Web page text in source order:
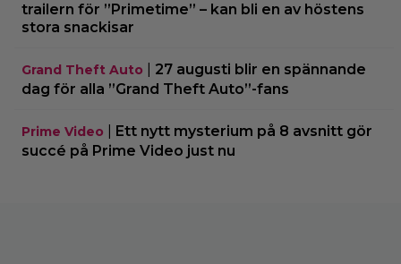
trailern för ”Primetime” – kan bli en av höstens
stora snackisar
Grand Theft Auto
27 augusti blir en spännande
dag för alla ”Grand Theft Auto”-fans
Prime Video
Ett nytt mysterium på 8 avsnitt gör
succé på Prime Video just nu